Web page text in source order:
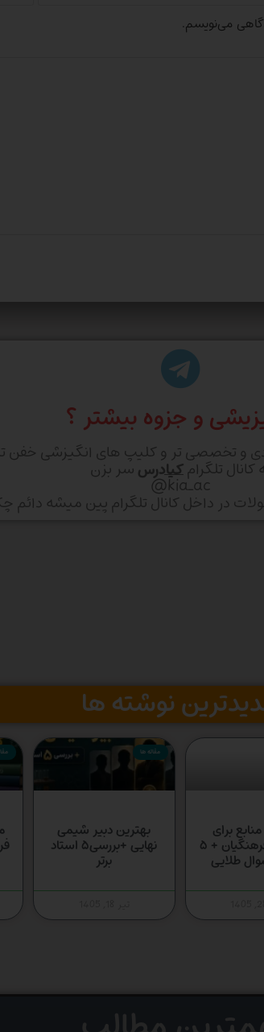
می‌نویسم.
و جزوه بیشتر ؟
و تخصصی تر و کلیپ های انگیزشی خفن
کانال تلگرامکیادرسسر بزن
kia_ac@
در داخل کانال تلگرام پین میشه
نوشته ها
برای
مصاحبه فرهنگیان + ۵
طلایی
مقاله ها
بهترین دبیر شیمی
نهایی +بررسی۵ استاد
برتر